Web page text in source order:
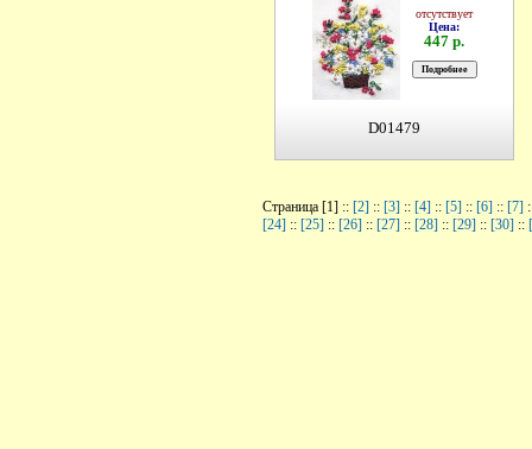
отсутствует
Цена:
447 р.
D01479
Страница [1] :: [2] :: [3] :: [4] :: [5] :: [6] :: [7]
[24] :: [25] :: [26] :: [27] :: [28] :: [29] :: [30] ::